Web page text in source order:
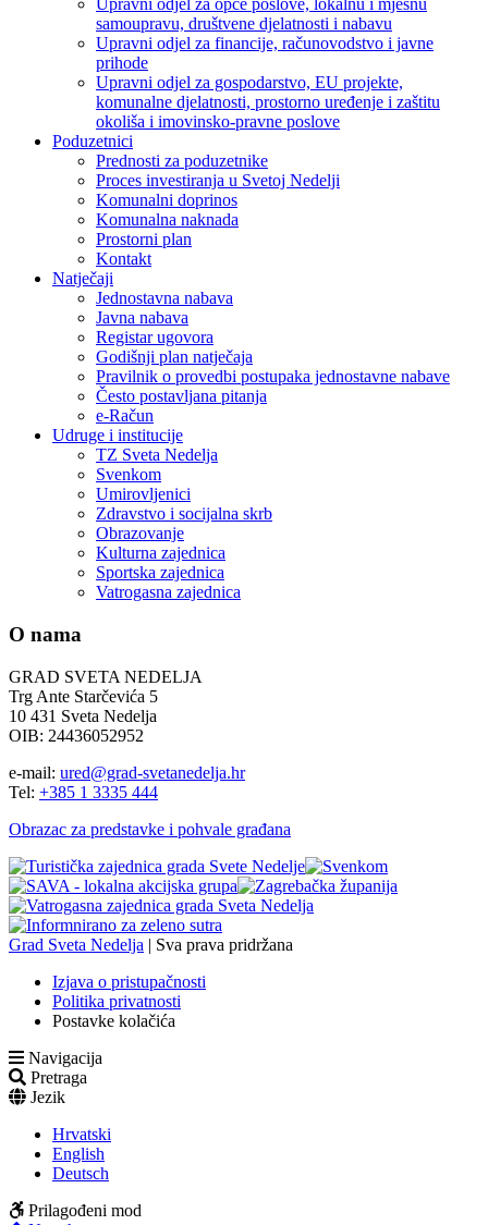
Upravni odjel za opće poslove, lokalnu i mjesnu
samoupravu, društvene djelatnosti i nabavu
Upravni odjel za financije, računovodstvo i javne
prihode
Upravni odjel za gospodarstvo, EU projekte,
komunalne djelatnosti, prostorno uređenje i zaštitu
okoliša i imovinsko-pravne poslove
Poduzetnici
Prednosti za poduzetnike
Proces investiranja u Svetoj Nedelji
Komunalni doprinos
Komunalna naknada
Prostorni plan
Kontakt
Natječaji
Jednostavna nabava
Javna nabava
Registar ugovora
Godišnji plan natječaja
Pravilnik o provedbi postupaka jednostavne nabave
Često postavljana pitanja
e-Račun
Udruge i institucije
TZ Sveta Nedelja
Svenkom
Umirovljenici
Zdravstvo i socijalna skrb
Obrazovanje
Kulturna zajednica
Sportska zajednica
Vatrogasna zajednica
O nama
GRAD SVETA NEDELJA
Trg Ante Starčevića 5
10 431 Sveta Nedelja
OIB: 24436052952
e-mail: ured@grad-svetanedelja.hr
Tel: +385 1 3335 444
Obrazac za predstavke i pohvale građana
Grad Sveta Nedelja | Sva prava pridržana
Izjava o pristupačnosti
Politika privatnosti
Postavke kolačića
Navigacija
Pretraga
Jezik
Hrvatski
English
Deutsch
Prilagođeni mod